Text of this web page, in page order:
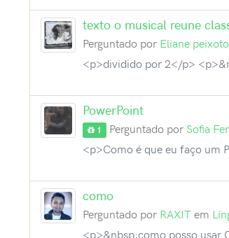
texto o musical reune
Perguntado por Eliane
<p>dividido por 2</p>
PowerPoint
1 Perguntado por Sofia
<p>Como é que eu faço um
como
Perguntado por RAXITem
<p>&nbsp;como posso usar